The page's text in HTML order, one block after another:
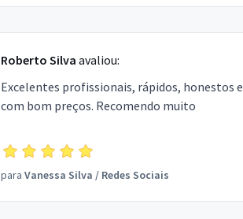
Roberto Silva avaliou:
Excelentes profissionais, rápidos, honestos e
com bom preços. Recomendo muito
para Vanessa Silva / Redes Sociais